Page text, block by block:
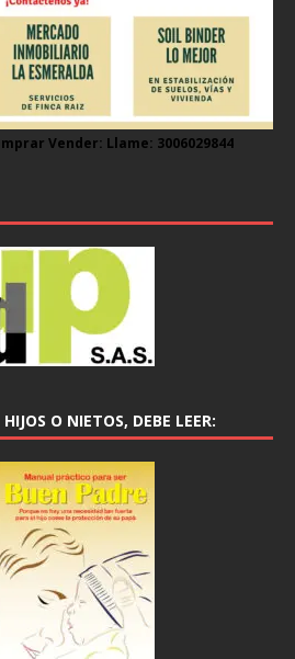
Vender: Llame: 3006029844
O NIETOS, DEBE LEER: